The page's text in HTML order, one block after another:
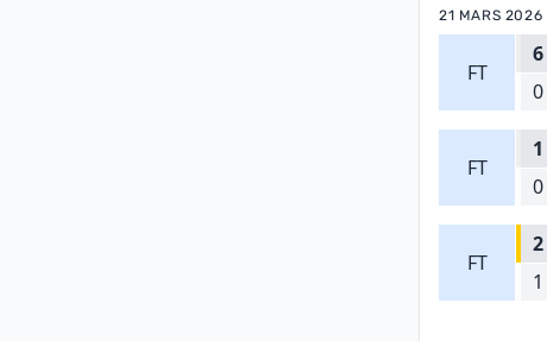
21 MARS 2026
FT
6
0
FT
1
0
FT
2
1